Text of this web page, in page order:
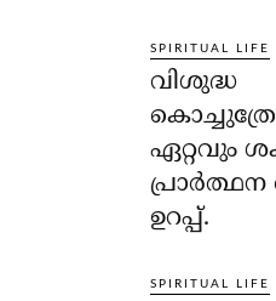
SPIRITUAL LIFE
വിശുദ്ധ
ഏറ്റവും
ഉറപ്പ്.
SPIRITUAL LIFE